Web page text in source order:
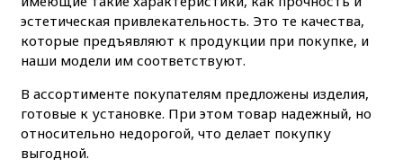
эстетическая привлекательность. Это те качества,
которые предъявляют к продукции при покупке, и
наши модели им соответствуют.
В ассортименте покупателям предложены изделия,
готовые к установке. При этом товар надежный, но
относительно недорогой, что делает покупку
выгодной.